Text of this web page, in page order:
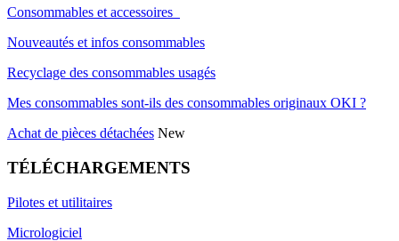
Consommables et accessoires
Nouveautés et infos consommables
Recyclage des consommables usagés
Mes consommables sont-ils des consommables originaux OKI ?
Achat de pièces détachées New
TÉLÉCHARGEMENTS
Pilotes et utilitaires
Micrologiciel